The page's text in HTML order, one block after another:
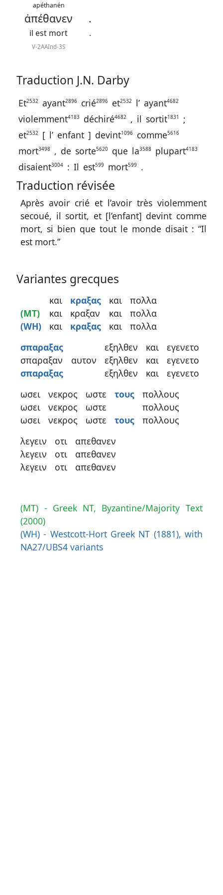
apéthanén
ἀπέθανεν
il est mort
V-2AAInd-3S
.
.
Traduction J.N. Darby
Et2532 ayant2896 crié2896 et2532 l’ ayant4682
violemment4183 déchiré4682 , il sortit1831
;
et2532 [ l’ enfant ] devint1096 comme5616
mort3498 , de sorte5620 que la3588 plupart4183
disaient3004 : Il est599 mort599 .
Traduction révisée
Après avoir crié et l’avoir très violemment
secoué, il sortit, et [l’enfant] devint comme
mort, si bien que tout le monde disait : “Il
est mort.”
Variantes grecques
(MT)
(WH)
και
και
και
κραξας
κραξαν
κραξας
και
και
και
πολλα
πολλα
πολλα
σπαραξας
σπαραξαν
σπαραξας
αυτον
εξηλθεν
εξηλθεν
εξηλθεν
και
και
και
εγενετο
εγενετο
εγενετο
ωσει
ωσει
ωσει
νεκρος
νεκρος
νεκρος
ωστε
ωστε
ωστε
τους
τους
πολλους
πολλους
πολλους
λεγειν
λεγειν
λεγειν
οτι
οτι
οτι
απεθανεν
απεθανεν
απεθανεν
(MT) - Greek NT, Byzantine/Majority Text
(2000)
(WH) - Westcott-Hort Greek NT (1881), with
NA27/UBS4 variants
contacter
Signaler
une
erreur
Participer
aux
coûts
site